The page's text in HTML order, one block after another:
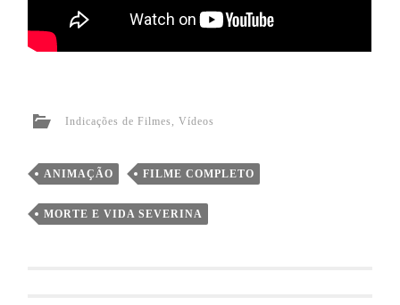
Indicações de Filmes ,Vídeos
ANIMAÇÃO FILME COMPLETO
MORTE E VIDA SEVERINA